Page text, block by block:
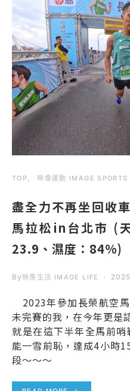
TOP 映像運動 IMAGE SPORTS
盡全力不再坐回收
馬拉松in台北市 (
23.9、濕度：84%)
By 映像生活 IMAGE LIFE
2023年參加長榮航空
未完賽的我，在今年更是
就是在這下半年全馬前哨
能一雪前恥，達成4小時
段～～～